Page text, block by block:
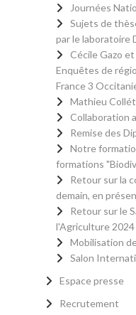
Journées
Sujets de
par le laboratoire
Cécile Gazo
Enquêtes de
France 3
Mathieu
Collaboration
Remise des
Notre
formations
Retour sur la
demain, en
Retour sur le
l'Agriculture 2024
Mobilisation
Salon
Espace presse
Recrutement